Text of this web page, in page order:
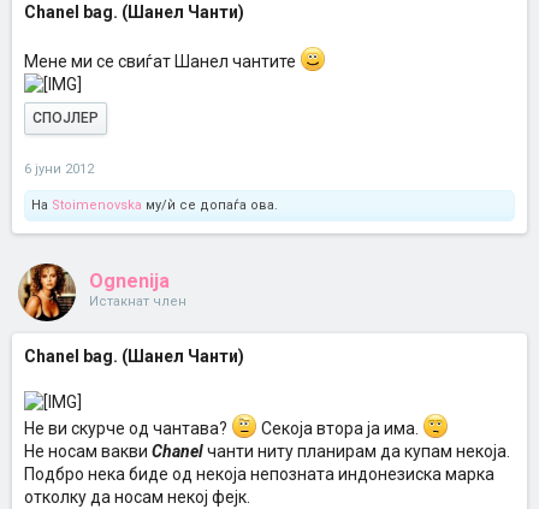
Chanel bag. (Шанел Чанти)
Мене ми се свиѓат Шанел чантите
СПОЈЛЕР
6 јуни 2012
На Stoimenovska му/ѝ се допаѓа ова.
Ognenija
Истакнат член
Chanel bag. (Шанел Чанти)
Не ви скурче од чантава?
Секоја втора ја има.
Не носам вакви Chanelчанти ниту планирам да купам некоја.
Подбро нека биде од некоја непозната индонезиска марка
отколку да носам некој фејк.